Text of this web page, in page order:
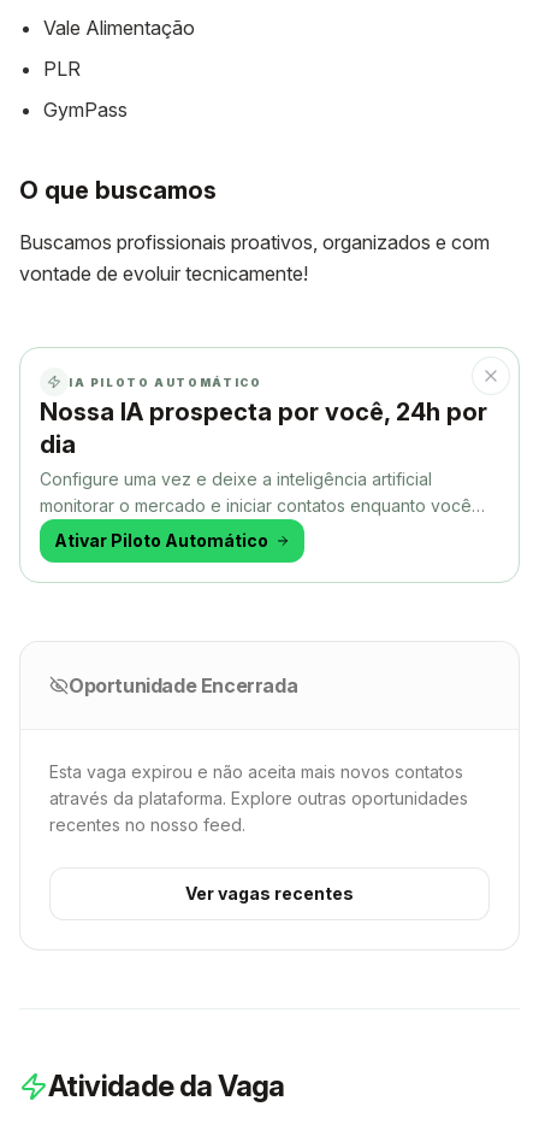
Vale Alimentação
PLR
GymPass
O que buscamos
Buscamos profissionais proativos, organizados e com
vontade de evoluir tecnicamente!
IA PILOTO AUTOMÁTICO
Nossa IA prospecta por você, 24h por
dia
Configure uma vez e deixe a inteligência artificial
monitorar o mercado e iniciar contatos enquanto você
faz outra coisa.
Ativar Piloto Automático
Oportunidade Encerrada
Esta vaga expirou e não aceita mais novos contatos
através da plataforma. Explore outras oportunidades
recentes no nosso feed.
Ver vagas recentes
Atividade da Vaga